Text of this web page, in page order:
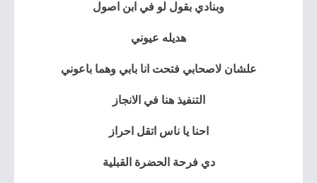
وبنادي بقول لو في ابن اصول
هديله عيوني
علشان لاصحابي فتحت انا بابي وهما باعوني
التنفيذ هنا في الانجاز
احنا يا ناس اتقل احراز
دي فرحة الحضرة القبلية